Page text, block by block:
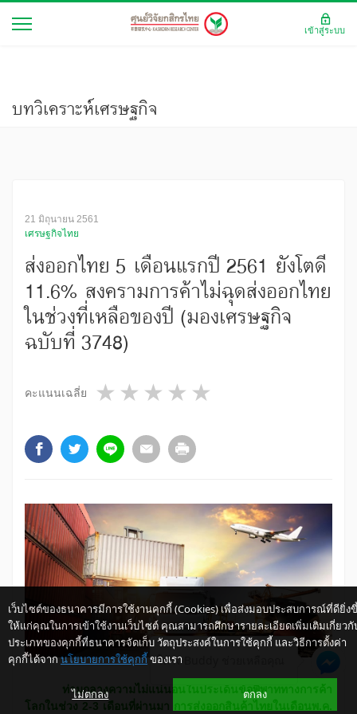
บทวิเคราะห์เศรษฐกิจ
21 มิถุนายน 2561
เศรษฐกิจไทย
ส่งออกไทย 5 เดือนแรกปี 2561 ยังโตดี
11.6% สงครามการค้าไม่ฉุดส่งออกไทย
ในช่วงที่เหลือของปี (มองเศรษฐกิจ
ฉบับที่ 3748)
คะแนนเฉลี่ย 4 stars
3 stars
2 stars
1 star
​ ท่ามกลางความไม่แน่นอนในประเด็นข้อพิพาททางการค้า
โลกในช่วง 2-3 เดือนที่ผ่านมา การส่งออกสินค้าไทยในเดือนพ.ค.
เว็บไซต์ของธนาคารมีการใช้งานคุกกี้ (Cookies) เพื่อส่งมอบประสบการณ์ที่ดียิ่ง
ให้แก่คุณในการเข้าใช้งานเว็บไซต์ คุณสามารถศึกษารายละเอียดเพิ่มเติมเกี่ยวกั
ประเภทของคุกกี้ที่ธนาคารจัดเก็บ วัตถุประสงค์ในการใช้คุกกี้ และวิธีการตั้งค่า
คุกกี้ได้จากนโยบายการใช้คุกกี้ ของเรา
ไม่ตกลง ตกลง
เข้าสู่ระบบ
ให้ K-Buddy ช่วยเหลือคุณ